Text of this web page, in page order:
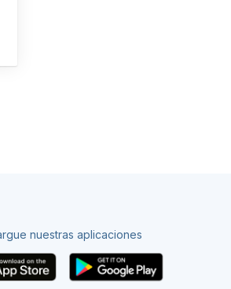
nuestras aplicaciones